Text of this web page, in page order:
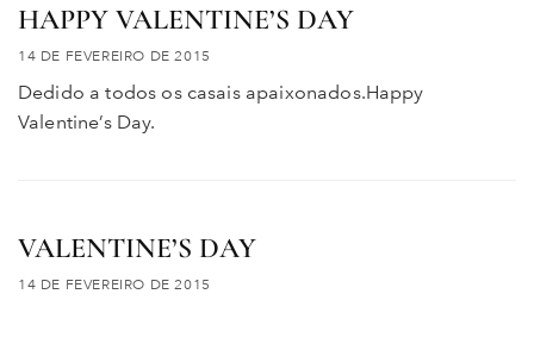
HAPPY VALENTINE’S DAY
14 DE FEVEREIRO DE 2015
Dedido a todos os casais apaixonados.Happy
Valentine’s Day.
VALENTINE’S DAY
14 DE FEVEREIRO DE 2015